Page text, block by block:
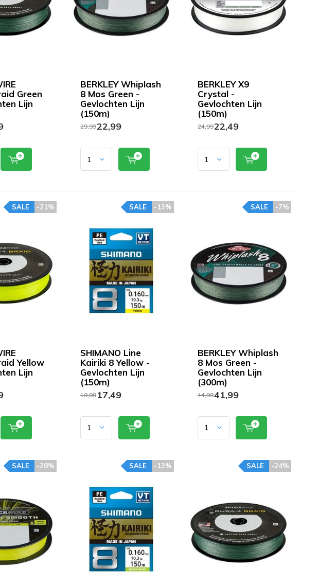
Green
Lijn
BERKLEY Whiplash
8 Mos Green -
Gevlochten Lijn
(150m)
29,9922,99
BERKLEY X9
Crystal -
Gevlochten Lijn
(150m)
24,9922,49
Yellow
Lijn
-21%
SALE
SHIMANO Line
Kairiki 8 Yellow -
Gevlochten Lijn
(150m)
-13%
SALE
19,9917,49
BERKLEY Whiplash
8 Mos Green -
Gevlochten Lijn
(300m)
-7%
SALE
44,9941,99
-28%
SALE -13%
SALE -24%
SALE